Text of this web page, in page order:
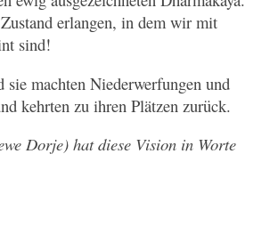
erlangen, in dem wir mit
sind!
sie machten Niederwerfungen und
kehrten zu ihren Plätzen zurück.
Dorje) hat diese Vision in Worte